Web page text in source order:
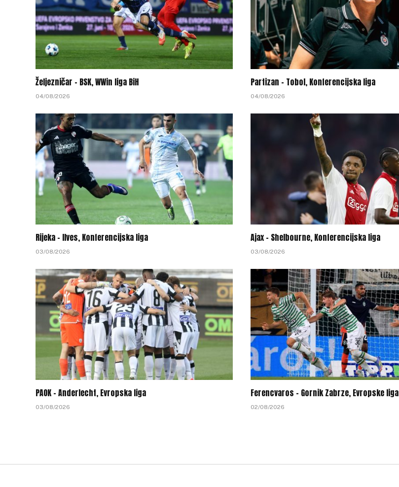
Željezničar – BSK, WWin liga BiH
04/08/2026
Partizan – Tobol, Konferencijska liga
04/08/2026
Rijeka – Ilves, Konferencijska liga
03/08/2026
Ajax – Shelbourne, Konferencijska liga
03/08/2026
PAOK – Anderlecht, Evropska liga
03/08/2026
Ferencvaros – Gornik Zabrze, Evropske liga
02/08/2026